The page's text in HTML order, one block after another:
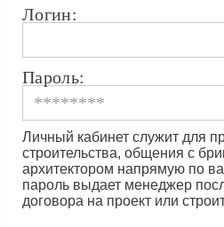
Логин:
Пароль:
Личный кабинет служит для
строительства, общения с
архитектором напрямую по
пароль выдает менеджер
договора на проект или